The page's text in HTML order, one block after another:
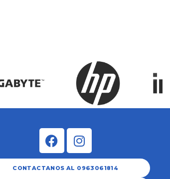
CONTACTANOS AL 0963061814